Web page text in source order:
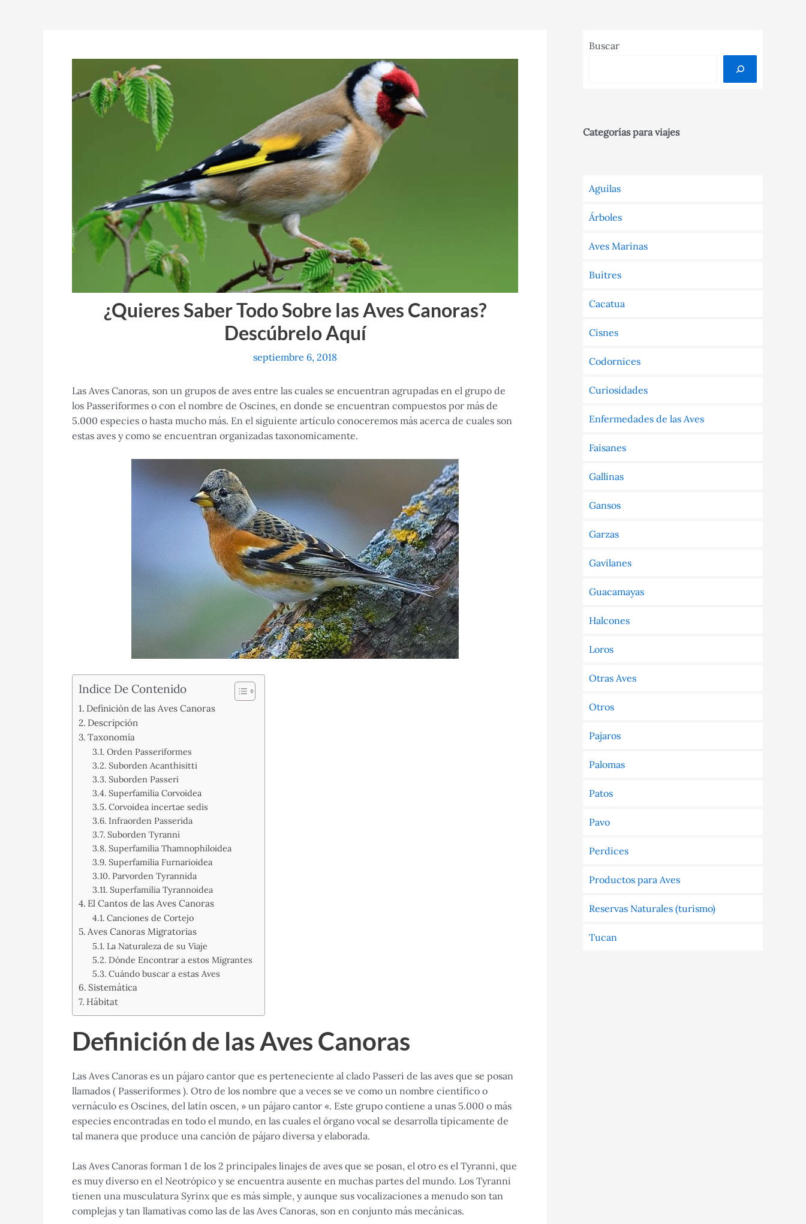
¿Quieres Saber Todo Sobre las Aves Canoras?
Descúbrelo Aquí
septiembre 6, 2018
Las Aves Canoras, son un grupos de aves entre las cuales se encuentran agrupadas en el grupo de
los Passeriformes o con el nombre de Oscines, en donde se encuentran compuestos por más de
5.000 especies o hasta mucho más. En el siguiente artículo conoceremos más acerca de cuales son
estas aves y como se encuentran organizadas taxonomicamente.
Indice De Contenido
Definición de las Aves Canoras
Descripción
Taxonomía
Orden Passeriformes
Suborden Acanthisitti
Suborden Passeri
Superfamilia Corvoidea
Corvoidea incertae sedis
Infraorden Passerida
Suborden Tyranni
Superfamilia Thamnophiloidea
Superfamilia Furnarioidea
Parvorden Tyrannida
Superfamilia Tyrannoidea
El Cantos de las Aves Canoras
Canciones de Cortejo
Aves Canoras Migratorias
La Naturaleza de su Viaje
Dónde Encontrar a estos Migrantes
Cuándo buscar a estas Aves
Sistemática
Hábitat
Definición de las Aves Canoras
Las Aves Canoras es un pájaro cantor que es perteneciente al clado Passeri de las aves que se posan
llamados ( Passeriformes ). Otro de los nombre que a veces se ve como un nombre científico o
vernáculo es Oscines, del latín oscen, » un pájaro cantor «. Este grupo contiene a unas 5.000 o más
especies encontradas en todo el mundo, en las cuales el órgano vocal se desarrolla típicamente de
tal manera que produce una canción de pájaro diversa y elaborada.
Las Aves Canoras forman 1 de los 2 principales linajes de aves que se posan, el otro es el Tyranni, que
es muy diverso en el Neotrópico y se encuentra ausente en muchas partes del mundo. Los Tyranni
tienen una musculatura Syrinx que es más simple, y aunque sus vocalizaciones a menudo son tan
complejas y tan llamativas como las de las Aves Canoras, son en conjunto más mecánicas.
Buscar
Categorías para viajes
Aguilas
Árboles
Aves Marinas
Buitres
Cacatua
Cisnes
Codornices
Curiosidades
Enfermedades de las Aves
Faisanes
Gallinas
Gansos
Garzas
Gavilanes
Guacamayas
Halcones
Loros
Otras Aves
Otros
Pajaros
Palomas
Patos
Pavo
Perdices
Productos para Aves
Reservas Naturales (turismo)
Tucan